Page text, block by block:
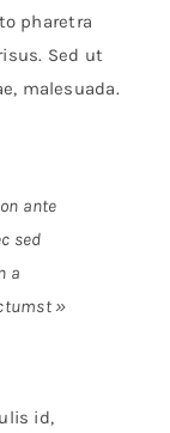
pharetra
Sed ut
malesuada.
ante
sed
a
»
id,